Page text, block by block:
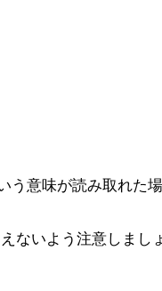
う意味が読み取れた
ないよう注意しまし